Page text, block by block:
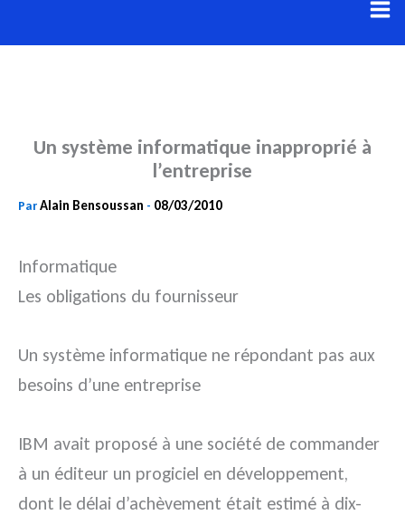
au
Un système informatique inapproprié à
l’entreprise
ParAlain Bensoussan - 08/03/2010
Informatique
Les obligations du fournisseur
Un système informatique ne répondant pas aux
besoins d’une entreprise
IBM avait proposé à une société de commander
à un éditeur un progiciel en développement,
dont le délai d’achèvement était estimé à dix-